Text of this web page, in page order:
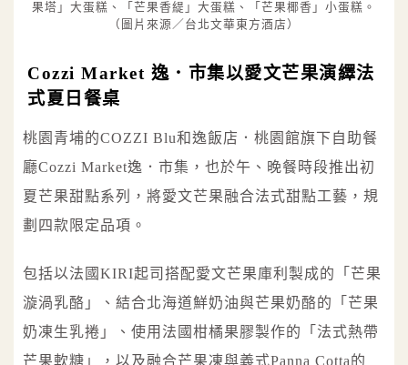
果塔」大蛋糕、「芒果香緹」大蛋糕、「芒果椰香」小蛋糕。
（圖片來源／台北文華東方酒店）
Cozzi Market 逸．市集以愛文芒果演繹法
式夏日餐桌
桃園青埔的COZZI Blu和逸飯店．桃園館旗下自助餐
廳Cozzi Market逸．市集，也於午、晚餐時段推出初
夏芒果甜點系列，將愛文芒果融合法式甜點工藝，規
劃四款限定品項。
包括以法國KIRI起司搭配愛文芒果庫利製成的「芒果
漩渦乳酪」、結合北海道鮮奶油與芒果奶酪的「芒果
奶凍生乳捲」、使用法國柑橘果膠製作的「法式熱帶
芒果軟糖」，以及融合芒果凍與義式Panna Cotta的